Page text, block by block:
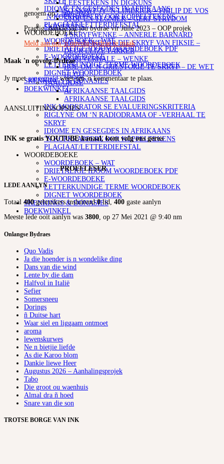
IDIOME EN GESEGDES IN AFRIKAANS
‘N KOPKRAPPERY OOR KOPPELTEKENS
PLAGIAAT/LETTERDIEFSTAL
WOORDEBOEKE
WOORDEBOEK – WAT
DRIETALIGE IDOOM WOORDEBOEK PDF
E-WOORDEBOEKE
LETTERKUNDIGE TERME WOORDEBOEK
DIGNET WOORDEBOEK
SKENKINGS & DONASIES
BOEKWINKEL
LEESTEKENS IN DIGKUNS
SO SKRYF JY ‘N LIMERICK – PHILIP DE VOS
STOF EN TEGNIEK – GERT STRYDOM
SKRYFKUNS
4 SKRYFWENKE – ANNERLE BARNARD
101 WENKE VIR DIE SKRYF VAN FIKSIE –
DEUR ELIZE PARKER
KORTVERHALE – WENKE
HOE OM ‘N GRILSTORIE TE SKRYF – DE WET
HUGO
TAALGIDSE
AFRIKAANSE TAALGIDS
AFRIKAANSE TAALGIDS
INK MODERATOR SE EVALUERINGSKRITERIA
RIGLYNE OM ‘N RADIODRAMA OF -VERHAAL TE
SKRYF
IDIOME EN GESEGDES IN AFRIKAANS
‘N KOPKRAPPERY OOR KOPPELTEKENS
PLAGIAAT/LETTERDIEFSTAL
WOORDEBOEKE
WOORDEBOEK – WAT
DRIETALIGE IDOOM WOORDEBOEK PDF
E-WOORDEBOEKE
LETTERKUNDIGE TERME WOORDEBOEK
DIGNET WOORDEBOEK
SKENKINGS & DONASIES
BOEKWINKEL
genoem op5 Julie 2023
Pragtig, dankie vir jou bydrae vir Julie 2023 – OOP projek
Meld aan om 'n opvolg-bydrae te maak
Maak 'n opvolg-bydrae
Jy moetaangemeldwees om 'n kommentaar te plaas.
AANSLUITINGSOPSIES
INK se gratis YOUTUBE kanaal, kom volg ons gerus
PROEFLESER
LEDE AANLYN
Totaal 400gebruikers insluitend0lid, 400 gaste aanlyn
Meeste lede ooit aanlyn was 3800, op 27 Mei 2021 @ 9:40 nm
Onlangse Bydraes
Quo Vadis
Ja die hoender is n wondelike ding
Dans van die wind
Lente by die dam
Halfvol in Italië
Sefier
Somersneeu
Dorings
ñ Duitse hart
Waar siel en liggaam ontmoet
aroma
lewenskurwes
Ne n bietjie liefde
As die Karoo blom
Dankie liewe Heer
Augustus 2026 – Aanhalingsprojek
Tabo
Die groot ou waenhuis
Almal dra ñ hoed
Snare van die son
TROTSE BORGE VAN INK